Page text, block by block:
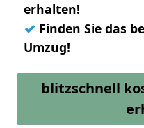
erhalten!
✓ Finden Sie das
Umzug!
blitzschnell